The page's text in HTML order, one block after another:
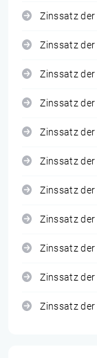
Zinssatz
Zinssatz
Zinssatz
Zinssatz
Zinssatz
Zinssatz
Zinssatz
Zinssatz
Zinssatz
Zinssatz
Zinssatz